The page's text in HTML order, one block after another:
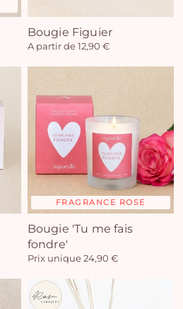
Bougie Figuier
A partir de 12,90 €
FRAGRANCE ROSE
Bougie 'Tu me fais
fondre'
Prix unique 24,90 €